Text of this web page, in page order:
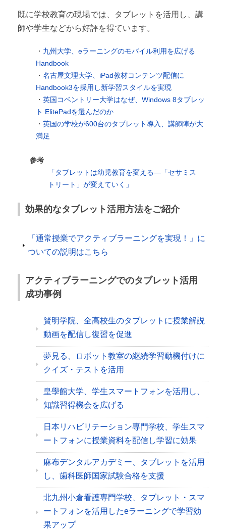
既に学校教育の現場では、タブレットを活用し、講
師や学生などから好評を得ています。
・ 九州大学、eラーニングのモバイル利用を広げる
Handbook
・ 名古屋文理大学、iPad教材コンテンツ配信に
Handbook3を採用し新学習スタイルを実現
・ 英国コベントリー大学はなぜ、Windows 8タブレッ
ト ElitePadを選んだのか
・ 英国の学校が600台のタブレット導入、講師陣が大
満足
参考
「タブレットは幼児教育を変える―「セサミス
トリート」が変えていく」
効果的なタブレット活用方法をご紹介
「通常授業でアクティブラーニングを実現！」に
ついての説明はこちら
アクティブラーニングでのタブレット活用
成功事例
賢明学院、全高校生のタブレットに授業解説
動画を配信し復習を促進
夢見る、ロボット教室の継続学習動機付けに
クイズ・テストを活用
皇學館大学、学生スマートフォンを活用し、
知識習得機会を広げる
日本リハビリテーション専門学校、学生スマ
ートフォンに授業資料を配信し学習に効果
麻布デンタルアカデミー、タブレットを活用
し、歯科医師国家試験合格を支援
北九州小倉看護専門学校、タブレット・スマ
ートフォンを活用したeラーニングで学習効
果アップ